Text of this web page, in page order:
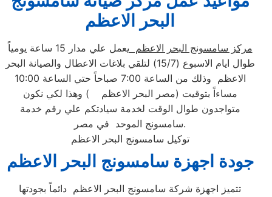
البحر الاعظم
مركز سامسونج البحر الاعظم
يعمل علي مدار 15 ساعة يومياً
طوال ايام الاسبوع (15/7) لتلقي بلاغات الاعطال والصيانة البحر
الاعظم وذلك من الساعة 7:00 صباحاً حتي الساعة 10:00
مساءاً بتوقيت (مصر البحر الاعظم ) وهذا لكي نكون
متواجدون طوال الوقت لخدمة سيادتكم علي رقم خدمة
سامسونج الموحد في مصر.
توكيل سامسونج البحر الاعظم
جودة اجهزة سامسونج البحر الاعظم
تتميز اجهزة شركة سامسونج البحر الاعظم دائماً بجودتها